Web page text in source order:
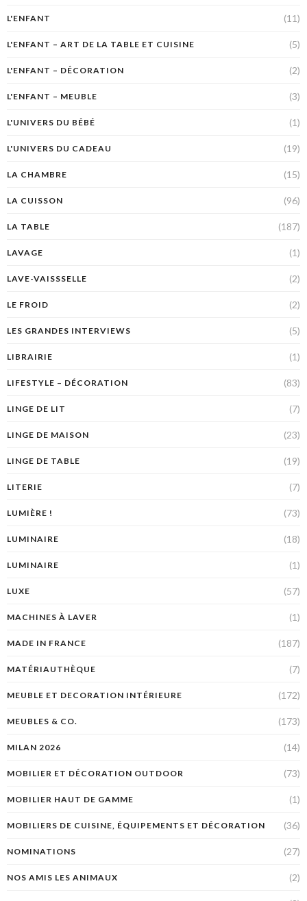
L'ENFANT (11)
L'ENFANT – ART DE LA TABLE ET CUISINE (5)
L'ENFANT – DÉCORATION (2)
L'ENFANT – MEUBLE (3)
L'UNIVERS DU BÉBÉ (1)
L'UNIVERS DU CADEAU (19)
LA CHAMBRE (15)
LA CUISSON (96)
LA TABLE (187)
LAVAGE (1)
LAVE-VAISSSELLE (2)
LE FROID (2)
LES GRANDES INTERVIEWS (5)
LIBRAIRIE (1)
LIFESTYLE – DÉCORATION (83)
LINGE DE LIT (7)
LINGE DE MAISON (23)
LINGE DE TABLE (19)
LITERIE (7)
LUMIÈRE ! (73)
LUMINAIRE (18)
LUMINAIRE (1)
LUXE (57)
MACHINES À LAVER (1)
MADE IN FRANCE (187)
MATÉRIAUTHÈQUE (7)
MEUBLE ET DECORATION INTÉRIEURE (172)
MEUBLES & CO. (173)
MILAN 2026 (14)
MOBILIER ET DÉCORATION OUTDOOR (73)
MOBILIER HAUT DE GAMME (1)
MOBILIERS DE CUISINE, ÉQUIPEMENTS ET DÉCORATION (36)
NOMINATIONS (27)
NOS AMIS LES ANIMAUX (2)